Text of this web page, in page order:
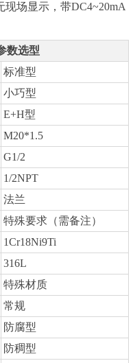
场显示，带DC4~20mA
数选型
标准型
小巧型
E+H型
M20*1.5
G1/2
1/2NPT
法兰
特殊要求（需备注）
1Cr18Ni9Ti
316L
特殊材质
常规
防腐型
防稠型